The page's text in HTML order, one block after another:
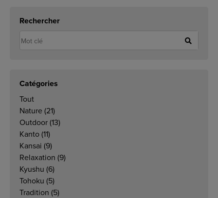
Rechercher
Catégories
Tout
Nature (21)
Outdoor (13)
Kanto (11)
Kansai (9)
Relaxation (9)
Kyushu (6)
Tohoku (5)
Tradition (5)